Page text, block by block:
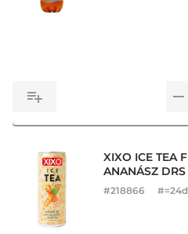
XIXO ICE TEA
ANANÁSZ DRS
#218866